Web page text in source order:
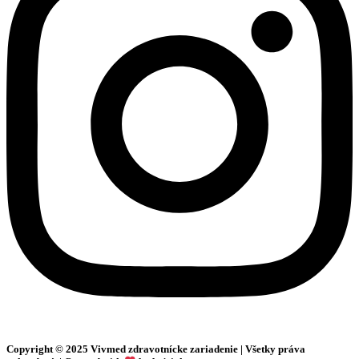
Copyright © 2025 Vivmed zdravotnícke zariadenie | Všetky práva